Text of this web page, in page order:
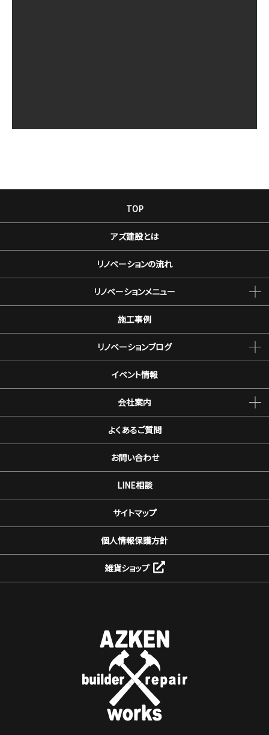
TOP
アズ建設とは
リノベーションの流れ
リノベーションメニュー
施工事例
リノベーションブログ
イベント情報
会社案内
よくあるご質問
お問い合わせ
LINE相談
サイトマップ
個人情報保護方針
雑貨ショップ